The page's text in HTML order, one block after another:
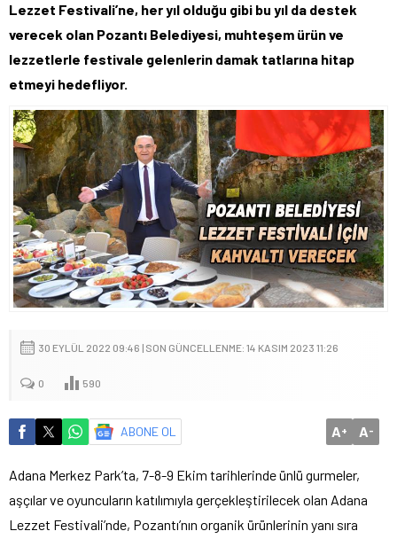
Lezzet Festivali’ne, her yıl olduğu gibi bu yıl da destek
verecek olan Pozantı Belediyesi, muhteşem ürün ve
lezzetlerle festivale gelenlerin damak tatlarına hitap
etmeyi hedefliyor.
30 EYLÜL 2022 09:46 | SON GÜNCELLENME: 14 KASIM 2023 11:26
0 590
ABONE OL A+ A-
Adana Merkez Park’ta, 7-8-9 Ekim tarihlerinde ünlü gurmeler,
aşçılar ve oyuncuların katılımıyla gerçekleştirilecek olan Adana
Lezzet Festivali’nde, Pozantı’nın organik ürünlerinin yanı sıra